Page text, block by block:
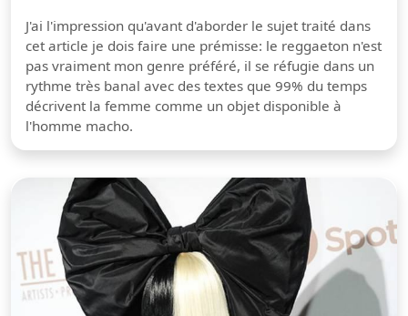
J'ai l'impression qu'avant d'aborder le sujet traité dans
cet article je dois faire une prémisse: le reggaeton n'est
pas vraiment mon genre préféré, il se réfugie dans un
rythme très banal avec des textes que 99% du temps
décrivent la femme comme un objet disponible à
l'homme macho.